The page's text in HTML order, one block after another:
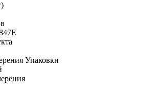
Упаковки